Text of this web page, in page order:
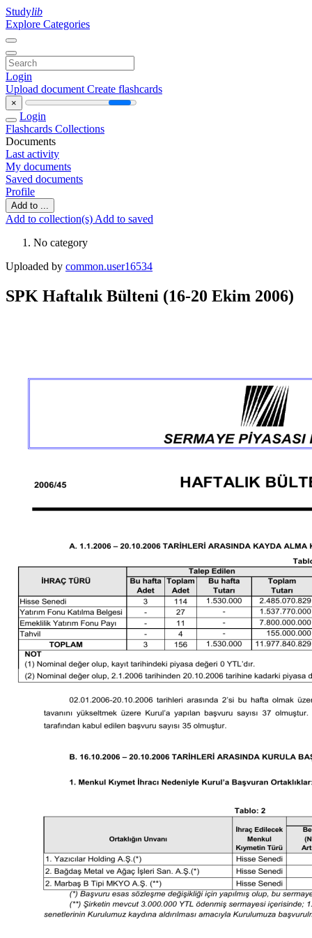
Studylib
Explore Categories
Login
Upload document Create flashcards
×
Login
Flashcards Collections
Documents
Last activity
My documents
Saved documents
Profile
Add to ...
Add to collection(s) Add to saved
No category
Uploaded by common.user16534
SPK Haftalık Bülteni (16-20 Ekim 2006)